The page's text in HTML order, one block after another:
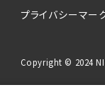
プライバシーマー
Copyright © 2024